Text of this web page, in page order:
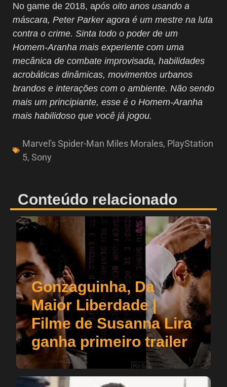
No game de 2018, após oito anos usando a
máscara, Peter Parker agora é um mestre na luta
contra o crime. Sinta todo o poder de um
Homem-Aranha mais experiente com uma
mecânica de combate improvisada, habilidades
acrobáticas dinâmicas, movimentos urbanos
brandos e interações com o ambiente. Não sendo
mais um principiante, esse é o Homem-Aranha
mais habilidoso que você já jogou.
Marvel's Spider-Man Miles Morales, PlayStation
5, Sony
Conteúdo relacionado
Gonzaguinha, Da
Maior Liberdade |
Filme de Susanna Lira
ganha primeiro trailer